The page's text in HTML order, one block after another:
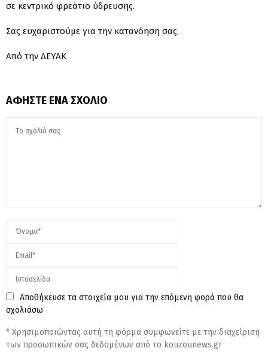
σε κεντρικό φρεάτιο ύδρευσης.
Σας ευχαριστούμε για την κατανόηση σας.
Από την ΔΕΥΑΚ
ΑΦΉΣΤΕ ΈΝΑ ΣΧΌΛΙΟ
Αποθήκευσε τα στοιχεία μου για την επόμενη φορά που θα
σχολιάσω
* Χρησιμοποιώντας αυτή τη φόρμα συμφωνείτε με την διαχείριση
των προσωπικών σας δεδομένων από το kouzounews.gr